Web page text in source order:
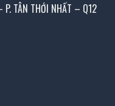
TÂN THỚI NHẤT – Q12